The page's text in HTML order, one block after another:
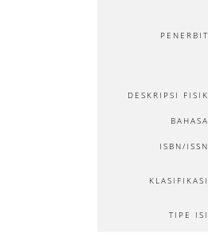
PENERBIT
DESKRIPSI FISIK
BAHASA
ISBN/ISSN
KLASIFIKASI
TIPE ISI